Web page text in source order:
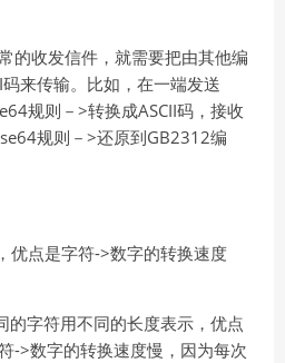
的收发信件，就需要把由其他编
来传输。比如，在一端发送
规则－>转换成ASCII码，接收
规则－>还原到GB2312编
优点是字符->数字的转换速度
的字符用不同的长度表示，优点
->数字的转换速度慢，因为每次